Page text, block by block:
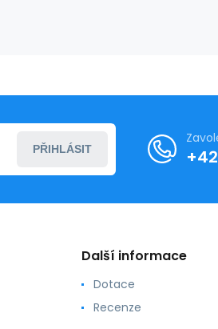
PŘIHLÁSIT
Další informace
Dotace
Recenze